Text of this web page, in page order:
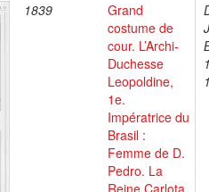
1839
Grand
costume de
cour. L’Archi-
Duchesse
Leopoldine,
1e.
Impératrice du
Brasil :
Femme de D.
Pedro. La
Reine Carlota